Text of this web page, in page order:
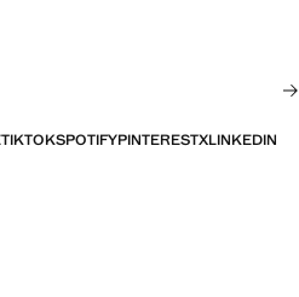
TIKTOKSPOTIFYPINTERESTXLINKEDIN